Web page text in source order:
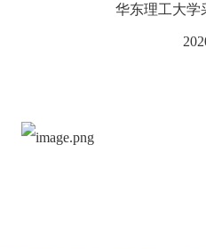
华东理工大学采
2020年